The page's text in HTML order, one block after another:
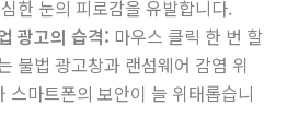
한 눈의 피로감을 유발합니다.
광고의 습격: 마우스 클릭 한 번 할
불법 광고창과 랜섬웨어 감염 위
스마트폰의 보안이 늘 위태롭습니